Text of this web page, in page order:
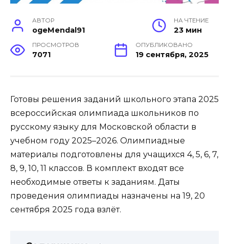
АВТОР
ogeMendal91
НА ЧТЕНИЕ
23 мин
ПРОСМОТРОВ
7071
ОПУБЛИКОВАНО
19 сентября, 2025
Готовы решения заданий школьного этапа 2025
всероссийская олимпиада школьников по
русскому языку для Московской области в
учебном году 2025–2026. Олимпиадные
материалы подготовлены для учащихся 4, 5, 6, 7,
8, 9, 10, 11 классов. В комплект входят все
необходимые ответы к заданиям. Даты
проведения олимпиады назначены на 19, 20
сентября 2025 года взлёт.